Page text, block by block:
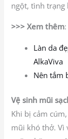
ngột, tình trạng
>>> Xem thêm:
Làn da
AlkaViva
Nên tắm
Vệ sinh mũi
Khi bị cảm
mũi khó thở. Vì